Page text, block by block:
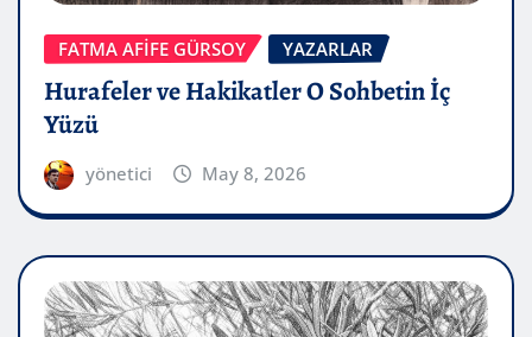
FATMA AFİFE GÜRSOY YAZARLAR
Hurafeler ve Hakikatler O Sohbetin İç
Yüzü
yönetici May 8, 2026